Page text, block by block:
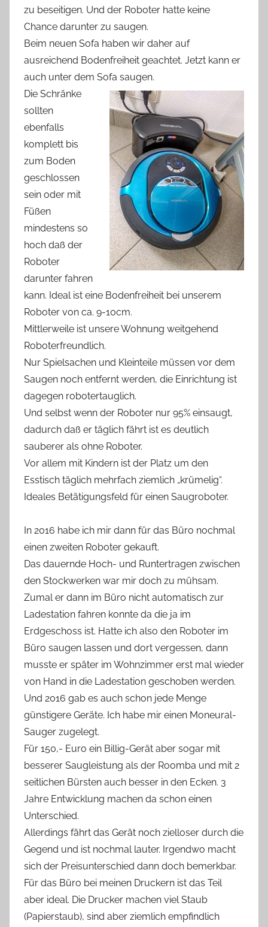
zu beseitigen. Und der Roboter hatte keine
Chance darunter zu saugen.
Beim neuen Sofa haben wir daher auf
ausreichend Bodenfreiheit geachtet. Jetzt kann er
auch unter dem Sofa saugen.
Die Schränke
sollten
ebenfalls
komplett bis
zum Boden
geschlossen
sein oder mit
Füßen
mindestens so
hoch daß der
Roboter
darunter fahren
kann. Ideal ist eine Bodenfreiheit bei unserem
Roboter von ca. 9-10cm.
Mittlerweile ist unsere Wohnung weitgehend
Roboterfreundlich.
Nur Spielsachen und Kleinteile müssen vor dem
Saugen noch entfernt werden, die Einrichtung ist
dagegen robotertauglich.
Und selbst wenn der Roboter nur 95% einsaugt,
dadurch daß er täglich fährt ist es deutlich
sauberer als ohne Roboter.
Vor allem mit Kindern ist der Platz um den
Esstisch täglich mehrfach ziemlich „krümelig“.
Ideales Betätigungsfeld für einen Saugroboter.
In 2016 habe ich mir dann für das Büro nochmal
einen zweiten Roboter gekauft.
Das dauernde Hoch- und Runtertragen zwischen
den Stockwerken war mir doch zu mühsam.
Zumal er dann im Büro nicht automatisch zur
Ladestation fahren konnte da die ja im
Erdgeschoss ist. Hatte ich also den Roboter im
Büro saugen lassen und dort vergessen, dann
musste er später im Wohnzimmer erst mal wieder
von Hand in die Ladestation geschoben werden.
Und 2016 gab es auch schon jede Menge
günstigere Geräte. Ich habe mir einen Moneural-
Sauger zugelegt.
Für 150,- Euro ein Billig-Gerät aber sogar mit
besserer Saugleistung als der Roomba und mit 2
seitlichen Bürsten auch besser in den Ecken. 3
Jahre Entwicklung machen da schon einen
Unterschied.
Allerdings fährt das Gerät noch zielloser durch die
Gegend und ist nochmal lauter. Irgendwo macht
sich der Preisunterschied dann doch bemerkbar.
Für das Büro bei meinen Druckern ist das Teil
aber ideal. Die Drucker machen viel Staub
(Papierstaub), sind aber ziemlich empfindlich